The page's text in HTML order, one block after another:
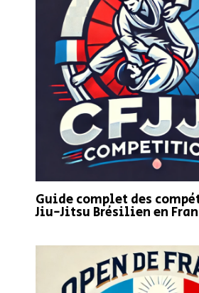
Guide complet des
Jiu-Jitsu Brésilien en